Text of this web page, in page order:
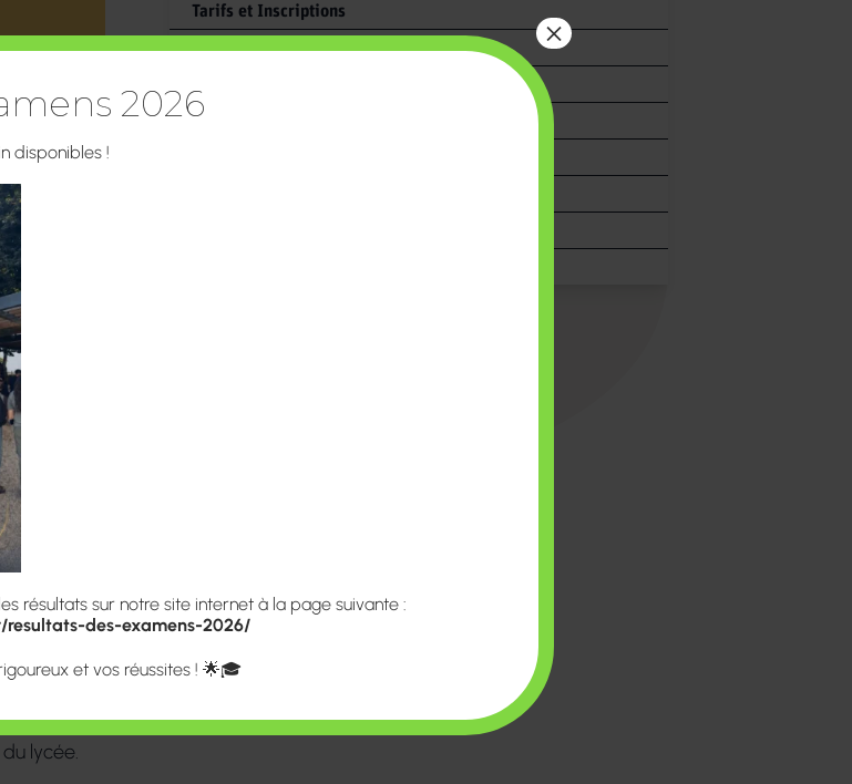
9h
de
en
ligne
après
lycée.
Tarifs et Inscriptions
Projets éducatifs et pédagogiques
Association sportive et activités périscolaires
Parcours Personnalisés
2026
disponibles !
résultats sur notre site internet à la page suivante :
des-examens-2026/
et vos réussites ! 🌟🎓
×